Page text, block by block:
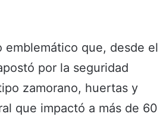
emblemático que, desde el
por la seguridad
zamorano, huertas y
que impactó a más de 60